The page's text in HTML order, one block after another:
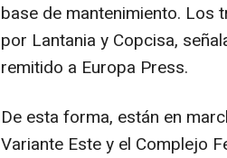
base de mantenimiento. Los
por Lantania y Copcisa,
remitido a Europa Press.
De esta forma, están en
Variante Este y el Complejo